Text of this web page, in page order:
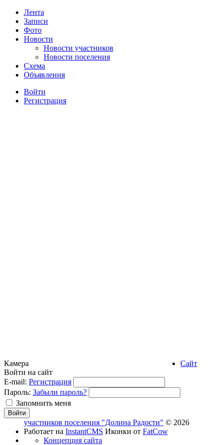
Лента
Записи
Фото
Новости
Новости участников
Новости поселения
Схема
Объявления
Войти
Регистрация
Камера
Войти на сайт
E-mail: Регистрация
Пароль: Забыли пароль?
Запомнить меня
Сайт
участников поселения "Долина Радости" © 2026
Работает на InstantCMS Иконки от FatCow
Концепция сайта